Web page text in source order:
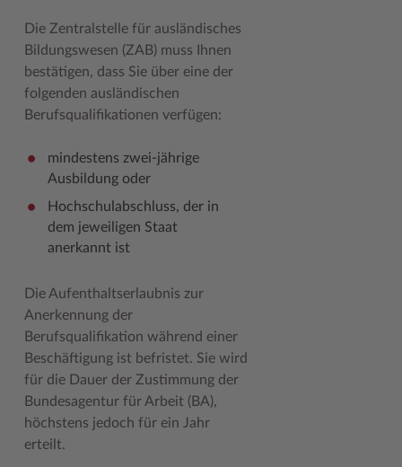
Die Zentralstelle für ausländisches
Bildungswesen (ZAB) muss Ihnen
bestätigen, dass Sie über eine der
folgenden ausländischen
Berufsqualifikationen verfügen:
mindestens zwei-jährige
Ausbildung oder
Hochschulabschluss, der in
dem jeweiligen Staat
anerkannt ist
Die Aufenthaltserlaubnis zur
Anerkennung der
Berufsqualifikation während einer
Beschäftigung ist befristet. Sie wird
für die Dauer der Zustimmung der
Bundesagentur für Arbeit (BA),
höchstens jedoch für ein Jahr
erteilt.